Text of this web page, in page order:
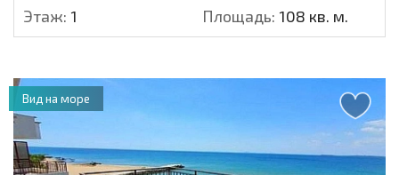
Этаж: 1 Площадь: 108 кв. м.
Вид на море